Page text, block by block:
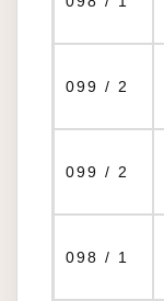
099 / 2
099 / 2
098 / 1